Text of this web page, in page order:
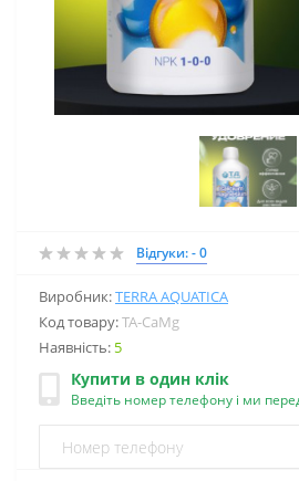
Відгуки: - 0
Виробник:TERRA AQUATICA
Код товару:TA-CaMg
Наявність: 5
Купити в один клік
Введіть номер телефону і ми